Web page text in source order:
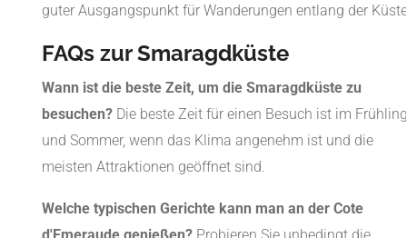
guter Ausgangspunkt für Wanderungen entlang der
FAQs zur Smaragdküste
Wann ist die beste Zeit, um die Smaragdküste zu
besuchen? Die beste Zeit für einen Besuch ist im Frühling
und Sommer, wenn das Klima angenehm ist und die
meisten Attraktionen geöffnet sind.
Welche typischen Gerichte kann man an der Cote